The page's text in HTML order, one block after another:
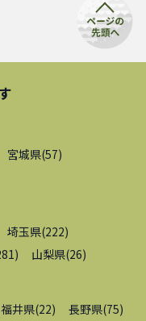
宮城県(57)
埼玉県(222)
) 山梨県(26)
福井県(22) 長野県(75)